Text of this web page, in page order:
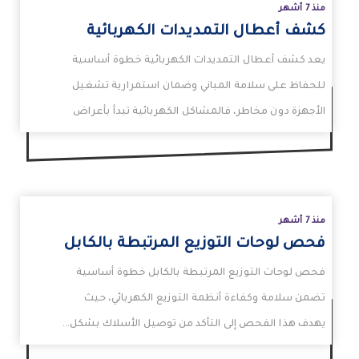
منذ 7 أشهر
كشف أعطال التمديدات الكهربائية
يعد كشف أعطال التمديدات الكهربائية خطوة أساسية
للحفاظ على سلامة المباني وضمان استمرارية تشغيل
الأجهزة دون مخاطر، فالمشاكل الكهربائية تبدأ بأعراض
منذ 7 أشهر
فحص لوحات التوزيع المرتبطة بالكابل
فحص لوحات التوزيع المرتبطة بالكابل خطوة أساسية
تضمن سلامة وكفاءة أنظمة التوزيع الكهربائي، حيث
يهدف هذا الفحص إلى التأكد من توصيل الأسلاك بشكل…